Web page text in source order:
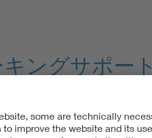
ングサポート
て広範な試験・適合性評価
順、認証要件を調査し、CB